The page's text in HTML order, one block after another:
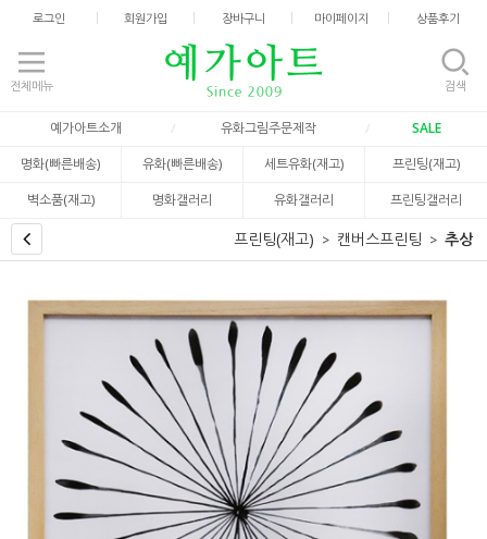
로그인 회원가입 장바구니 마이페이지 상품후기
전체메뉴 검색
예가아트소개 유화그림주문제작
SALE
명화(빠른배송)
유화(빠른배송) 세트유화(재고)
프린팅(재고)
벽소품(재고)
명화갤러리 유화갤러리 프린팅갤러리
프린팅(재고) 캔버스프린팅 추상